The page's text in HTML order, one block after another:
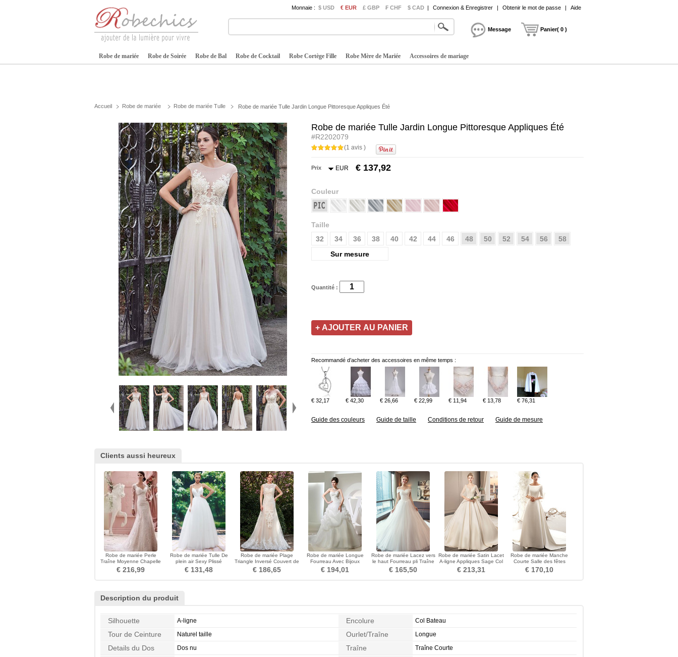
Monnaie : $ USD € EUR £ GBP ₣ CHF $ CAD | Connexion & Enregistrer | Obtenir le mot de passe | Aide
Message Panier( 0 )
Robe de mariée Robe de Soirée Robe de Bal Robe de Cocktail Robe Cortège Fille Robe Mère de Mariée Accessoires de mariage
Accueil Robe de mariée Robe de mariée Tulle Robe de mariée Tulle Jardin Longue Pittoresque Appliques Été
Robe de mariée Tulle Jardin Longue Pittoresque Appliques Été
#R2202079
(1 avis )
Prix EUR € 137,92
Couleur
Taille
32
34 36 38 40 42 44 46 48 50 52 54 56
58
Sur mesure
Quantité :
Recommandé d’acheter des accessoires en même temps :
€ 32,17 € 42,30 € 26,66 € 22,99 € 11,94 € 13,78 € 76,31
Guide des couleurs Guide de taille Conditions de retour Guide de mesure
Clients aussi heureux
Robe de mariée Perle
Traîne Moyenne Chapelle
Norme Froid Gaze
€ 216,99
Robe de mariée Tulle De
plein air Sexy Plissé
Longueur ras du Sol
€ 131,48
Robe de mariée Plage
Triangle Inversé Couvert de
Dentelle Naturel taille
€ 186,65
Robe de mariée Longue
Fourreau Avec Bijoux
Printemps Salle a ligne
€ 194,01
Robe de mariée Lacez vers
le haut Fourreau pli Traîne
Royal noble
€ 165,50
Robe de mariée Satin Lacet
A-ligne Appliques Sage Col
en V
€ 213,31
Robe de mariée Manche
Courte Salle des fêtes
Naturel taille Simple
€ 170,10
Description du produit
Silhouette A-ligne Encolure Col Bateau
Tour de Ceinture Naturel taille Ourlet/Traîne Longue
Details du Dos Dos nu Traîne Traîne Courte